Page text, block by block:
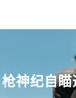
枪神纪自瞄